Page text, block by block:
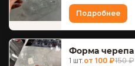
Подробнее
Форма черепа
1 шт.от 100 ₽150 ₽